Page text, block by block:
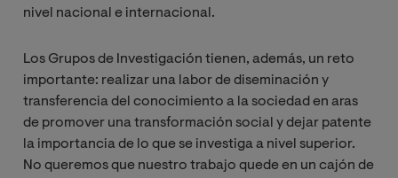
nivel nacional e internacional.
Los Grupos de Investigación tienen, además, un reto
importante: realizar una labor de diseminación y
transferencia del conocimiento a la sociedad en aras
de promover una transformación social y dejar patente
la importancia de lo que se investiga a nivel superior.
No queremos que nuestro trabajo quede en un cajón de